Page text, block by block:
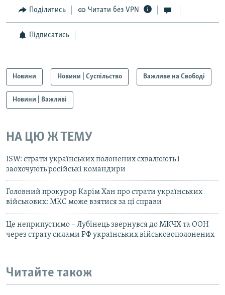
Поділитись Читати без VPN
Підписатись
Новини Новини | Суспільство Важливе на Свободі
Новини | Важливі
НА ЦЮ Ж ТЕМУ
ISW: страти українських полонених схвалюють і
заохочують російські командири
Головний прокурор Карім Хан про страти українських
військових: МКС може взятися за ці справи
Це неприпустимо – Лубінець звернувся до МКЧХ та ООН
через страту силами РФ українських військовополонених
Читайте також